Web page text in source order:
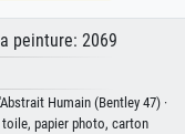
peinture: 2069
Humain (Bentley 47) ·
papier photo, carton